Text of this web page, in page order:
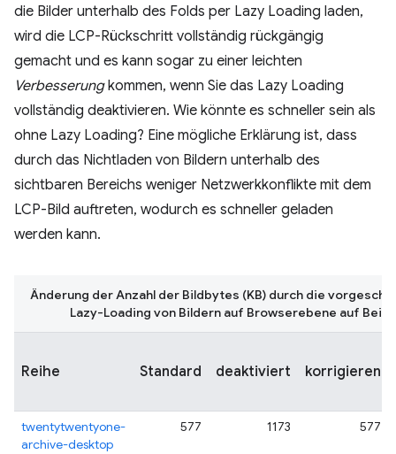
die Bilder unterhalb des Folds per Lazy Loading laden,
wird die LCP-Rückschritt vollständig rückgängig
gemacht und es kann sogar zu einer leichten
Verbesserungkommen, wenn Sie das Lazy Loading
vollständig deaktivieren. Wie könnte es schneller sein als
ohne Lazy Loading? Eine mögliche Erklärung ist, dass
durch das Nichtladen von Bildern unterhalb des
sichtbaren Bereichs weniger Netzwerkkonflikte mit dem
LCP-Bild auftreten, wodurch es schneller geladen
werden kann.
Reihe Standard deaktiviert korrigieren
twentytwentyone-
archive-desktop
577 1173 577
Änderung der Anzahl der Bildbytes (KB) durch die
Lazy-Loading von Bildern auf Browserebene auf